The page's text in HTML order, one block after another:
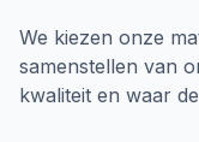
We kiezen onze
samenstellen van
kwaliteit en waar